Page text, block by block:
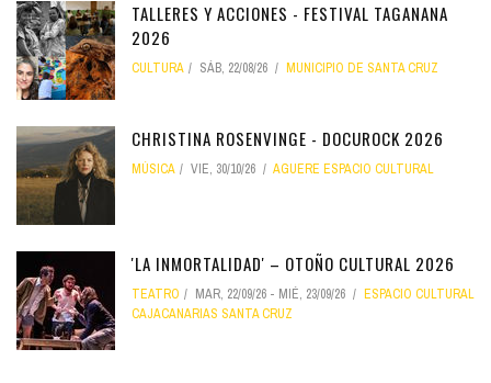
TALLERES Y ACCIONES - FESTIVAL TAGANANA
2026
CULTURA SÁB, 22/08/26 MUNICIPIO DE SANTA CRUZ
CHRISTINA ROSENVINGE - DOCUROCK 2026
MÚSICA VIE, 30/10/26 AGUERE ESPACIO CULTURAL
'LA INMORTALIDAD' – OTOÑO CULTURAL 2026
TEATRO MAR, 22/09/26 - MIÉ, 23/09/26
ESPACIO CULTURAL
CAJACANARIAS SANTA CRUZ